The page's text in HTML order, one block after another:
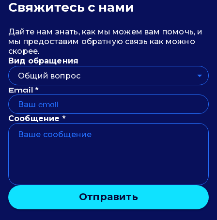
Свяжитесь с нами
Дайте нам знать, как мы можем вам помочь, и
мы предоставим обратную связь как можно
скорее.
Вид обращения
Общий вопрос
Email *
Сообщение *
Отправить